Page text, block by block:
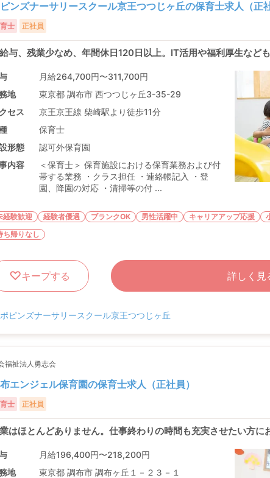
ンズナーサリースクール京王つつじヶ丘の保育士求人（正
士 正社員
与、残業少なめ、年間休日120日以上。IT活用や福利厚生など
月給264,700円〜311,700円
地
東京都 調布市 西つつじヶ丘3-35-29
セス
京王京王線 柴崎駅より徒歩11分
保育士
形態
認可外保育園
内容
＜保育士＞ 保育施設における保育業務および付
帯する業務 ・クラス担任 ・連絡帳記入 ・登
園、降園の対応 ・清掃等の付 ...
経験歓迎 経験者優遇 ブランクOK 男性活躍中 キャリアアップ応援
ち帰りなし
キープする 詳しく見
ポピンズナーサリースクール京王つつじヶ丘
福祉法人勇志会
エンジェル保育園の保育士求人（正社員）
士 正社員
はほとんどありません。仕事終わりの時間も充実させたい方に
月給196,400円〜218,200円
地
東京都 調布市 調布ヶ丘１－２３－１